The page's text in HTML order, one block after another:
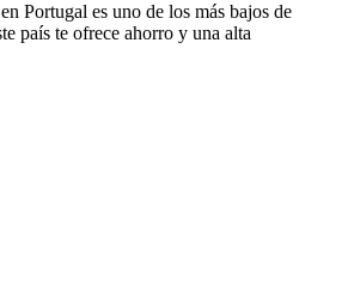
Portugal es uno de los más bajos de
país te ofrece ahorro y una alta